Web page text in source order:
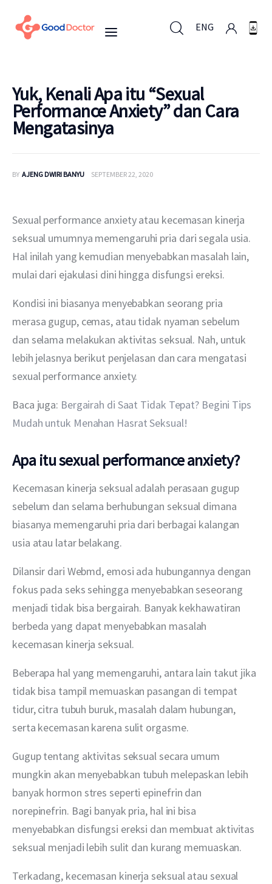
ENG
ENG
Untuk Bisnis
Layanan
Yuk, Kenali Apa itu “Sexual
Performance Anxiety” dan Cara
Mengatasinya
BY AJENG DWIRI BANYU SEPTEMBER 22, 2020
Sexual performance anxiety atau kecemasan kinerja
seksual umumnya memengaruhi pria dari segala usia.
Hal inilah yang kemudian menyebabkan masalah lain,
mulai dari ejakulasi dini hingga disfungsi ereksi.
Kondisi ini biasanya menyebabkan seorang pria
merasa gugup, cemas, atau tidak nyaman sebelum
dan selama melakukan aktivitas seksual. Nah, untuk
lebih jelasnya berikut penjelasan dan cara mengatasi
sexual performance anxiety.
Baca juga: Bergairah di Saat Tidak Tepat? Begini Tips
Mudah untuk Menahan Hasrat Seksual!
Apa itu sexual performance anxiety?
Kecemasan kinerja seksual adalah perasaan gugup
sebelum dan selama berhubungan seksual dimana
biasanya memengaruhi pria dari berbagai kalangan
usia atau latar belakang.
Dilansir dari Webmd, emosi ada hubungannya dengan
fokus pada seks sehingga menyebabkan seseorang
menjadi tidak bisa bergairah. Banyak kekhawatiran
berbeda yang dapat menyebabkan masalah
kecemasan kinerja seksual.
Beberapa hal yang memengaruhi, antara lain takut jika
tidak bisa tampil memuaskan pasangan di tempat
tidur, citra tubuh buruk, masalah dalam hubungan,
serta kecemasan karena sulit orgasme.
Gugup tentang aktivitas seksual secara umum
mungkin akan menyebabkan tubuh melepaskan lebih
banyak hormon stres seperti epinefrin dan
norepinefrin. Bagi banyak pria, hal ini bisa
menyebabkan disfungsi ereksi dan membuat aktivitas
seksual menjadi lebih sulit dan kurang memuaskan.
Terkadang, kecemasan kinerja seksual atau sexual